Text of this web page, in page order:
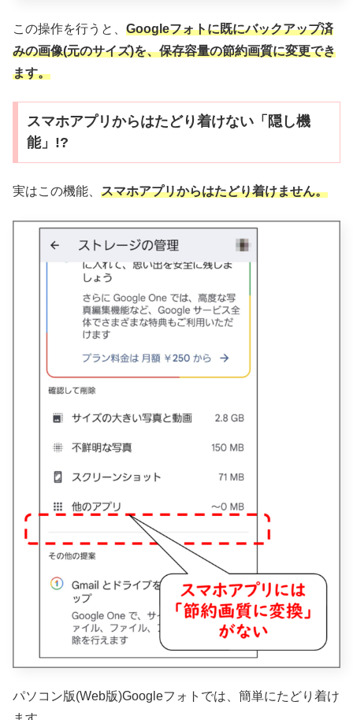
この操作を行うと、 Googleフォトに既にバックアップ済
みの画像(元のサイズ)を、保存容量の節約画質に変更でき
ます。
スマホアプリからはたどり着けない「隠し機
能」!?
実はこの機能、 スマホアプリからはたどり着けません。
パソコン版(Web版)Googleフォトでは、簡単にたどり着け